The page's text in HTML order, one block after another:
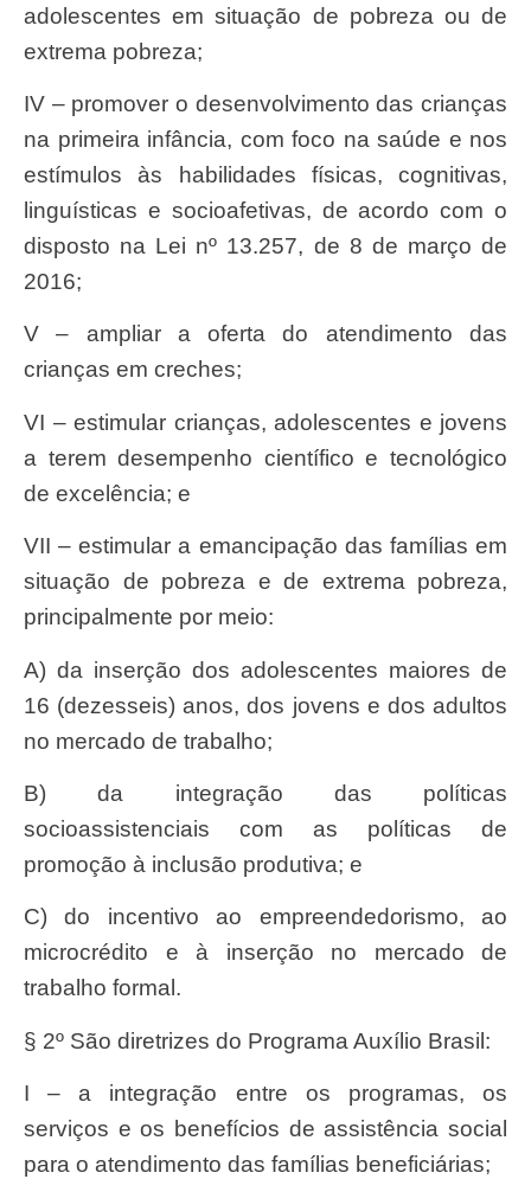
adolescentes em situação de pobreza ou de
extrema pobreza;
IV – promover o desenvolvimento das crianças
na primeira infância, com foco na saúde e nos
estímulos às habilidades físicas, cognitivas,
linguísticas e socioafetivas, de acordo com o
disposto na Lei nº 13.257, de 8 de março de
2016;
V – ampliar a oferta do atendimento das
crianças em creches;
VI – estimular crianças, adolescentes e jovens
a terem desempenho científico e tecnológico
de excelência; e
VII – estimular a emancipação das famílias em
situação de pobreza e de extrema pobreza,
principalmente por meio:
a) da inserção dos adolescentes maiores de
16 (dezesseis) anos, dos jovens e dos adultos
no mercado de trabalho;
b) da integração das políticas
socioassistenciais com as políticas de
promoção à inclusão produtiva; e
c) do incentivo ao empreendedorismo, ao
microcrédito e à inserção no mercado de
trabalho formal.
§ 2º São diretrizes do Programa Auxílio Brasil:
I – a integração entre os programas, os
serviços e os benefícios de assistência social
para o atendimento das famílias beneficiárias;